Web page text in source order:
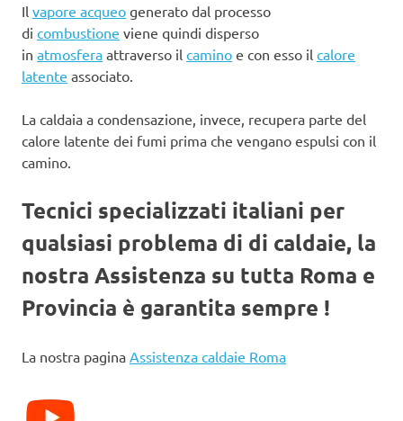
Il vapore acqueo generato dal processo
di combustione viene quindi disperso
in atmosfera attraverso il camino e con esso il calore
latente associato.
La caldaia a condensazione, invece, recupera parte del
calore latente dei fumi prima che vengano espulsi con il
camino.
Tecnici specializzati italiani per
qualsiasi problema di di caldaie, la
nostra Assistenza su tutta Roma e
Provincia è garantita sempre !
La nostra pagina Assistenza caldaie Roma